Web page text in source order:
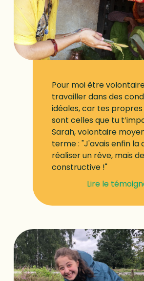
Pour moi être
travailler dans des
idéales, car tes
sont celles que tu
Sarah, volontaire
terme : "J'avais enfin la
réaliser un rêve, mais
constructive !"
Lire le